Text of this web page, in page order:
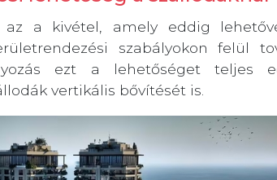
az a kivétel, amely eddig
szabályokon felül
ezt a lehetőséget teljes
vertikális bővítését is.